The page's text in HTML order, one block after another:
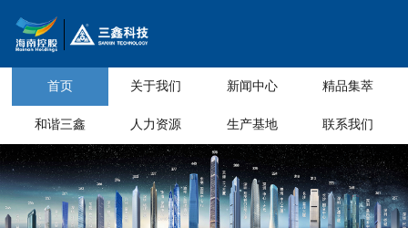
首页 关于我们 新闻中心 精品集萃
和谐三鑫 人力资源 生产基地 联系我们